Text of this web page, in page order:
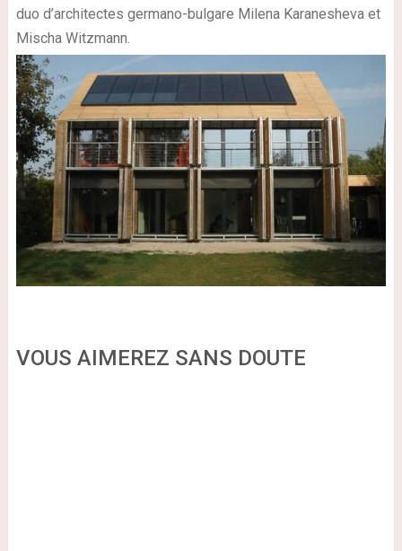
duo d’architectes germano-bulgare Milena Karanesheva et
Mischa Witzmann.
VOUS AIMEREZ SANS DOUTE